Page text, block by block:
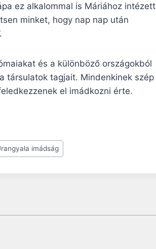
ez alkalommal is Máriához intézett
minket, hogy nap nap után
és a különböző országokból
társulatok tagjait. Mindenkinek szép
el imádkozni érte.
imádság